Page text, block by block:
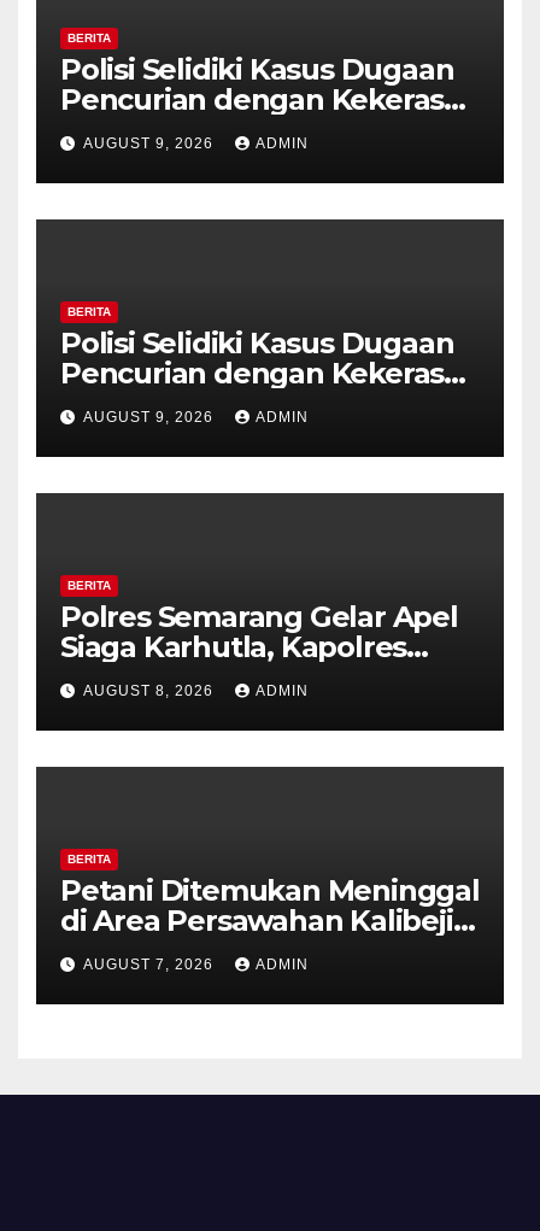
BERITA
Polisi Selidiki Kasus Dugaan
Pencurian dengan Kekerasan
di Counter HP Royal Phone
Ambarawa.
AUGUST 9, 2026 ADMIN
BERITA
Polisi Selidiki Kasus Dugaan
Pencurian dengan Kekerasan
di Counter HP Royal Phone
Ambarawa.
AUGUST 9, 2026 ADMIN
BERITA
Polres Semarang Gelar Apel
Siaga Karhutla, Kapolres
Tekankan Sinergi dan
Kesiapsiagaan Hadapi Musim
Kemarau.
AUGUST 8, 2026 ADMIN
BERITA
Petani Ditemukan Meninggal
di Area Persawahan Kalibeji,
Polisi Pastikan Tidak Ada
Tanda Kekerasan
AUGUST 7, 2026 ADMIN